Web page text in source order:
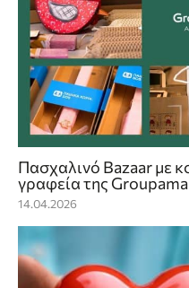
Πασχαλινό Bazaar με
γραφεία της
14.04.2026